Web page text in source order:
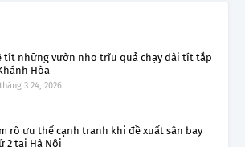
tít những vườn nho trĩu quả chạy dài tít tắp
Hòa
tháng 3 24, 2026
rõ ưu thế cạnh tranh khi đề xuất sân bay
2 tại Hà Nội